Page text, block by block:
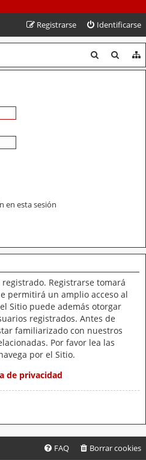
Identificarse
Registrarse
u
u
en esta sesión
Registrarse tomará
permitirá un amplio acceso al
Sitio puede además otorgar
registrados. Antes de
familiarizado con nuestros
Por favor lea las
por el Sitio.
de privacidad
Borrar cookies
FAQ